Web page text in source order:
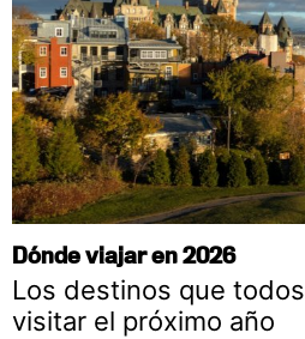
Dónde viajar en 2026
Los destinos que
visitar el próximo año